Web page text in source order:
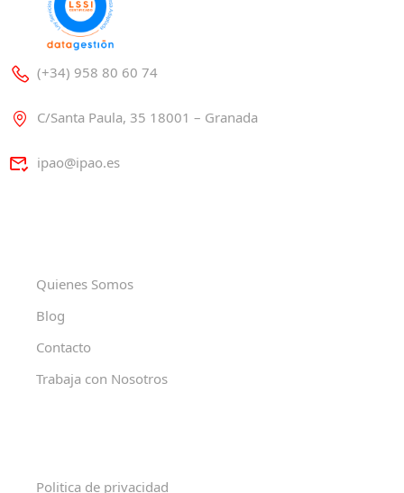
(+34) 958 80 60 74
C/Santa Paula, 35 18001 – Granada
ipao@ipao.es
Quienes Somos
Blog
Contacto
Trabaja con Nosotros
Politica de privacidad